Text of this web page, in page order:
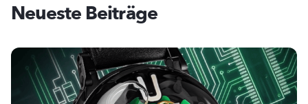
Neueste Beiträge